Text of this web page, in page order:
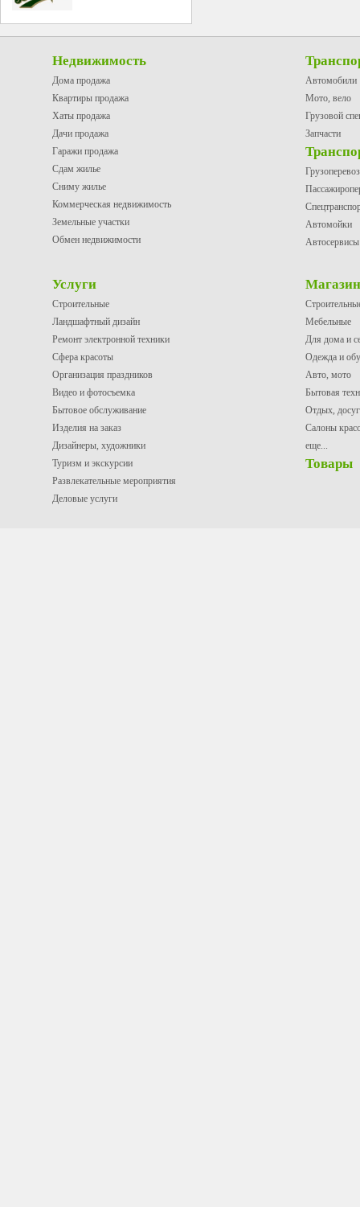
Недвижимость
Дома продажа
Квартиры продажа
Хаты продажа
Дачи продажа
Гаражи продажа
Сдам жилье
Сниму жилье
Коммерческая недвижимость
Земельные участки
Обмен недвижимости
Автомобили
Мото, вело
Грузовой
Запчасти
Автомойки
Автосервисы
Услуги
Строительные
Ландшафтный дизайн
Ремонт электронной техники
Сфера красоты
Организация праздников
Видео и фотосъемка
Бытовое обслуживание
Изделия на заказ
Дизайнеры, художники
Туризм и экскурсии
Развлекательные мероприятия
Деловые услуги
Мебельные
Для дома и
Одежда и
Авто, мото
Бытовая
Отдых, досуг
Салоны
еще...
Товары